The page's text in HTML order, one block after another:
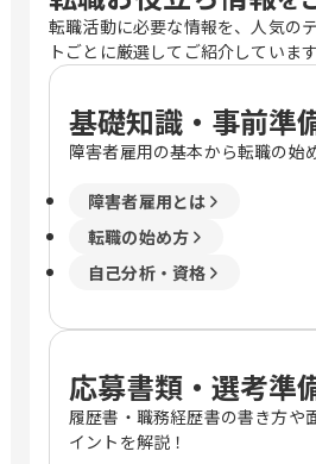
転職活動に必要な情報を、人気の
トごとに厳選してご紹介しています
基礎知識・事前準
障害者雇用の基本から転職の始
障害者雇用とは
転職の始め方
自己分析・資格
応募書類・選考準
履歴書・職務経歴書の書き方や
イントを解説！